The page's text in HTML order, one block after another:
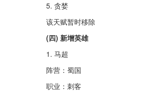
5. 贪婪
该天赋暂时移除
(四) 新增英雄
1. 马超
阵营：蜀国
职业：刺客